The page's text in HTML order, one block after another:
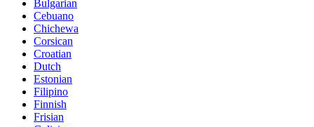
Bulgarian
Cebuano
Chichewa
Corsican
Croatian
Dutch
Estonian
Filipino
Finnish
Frisian